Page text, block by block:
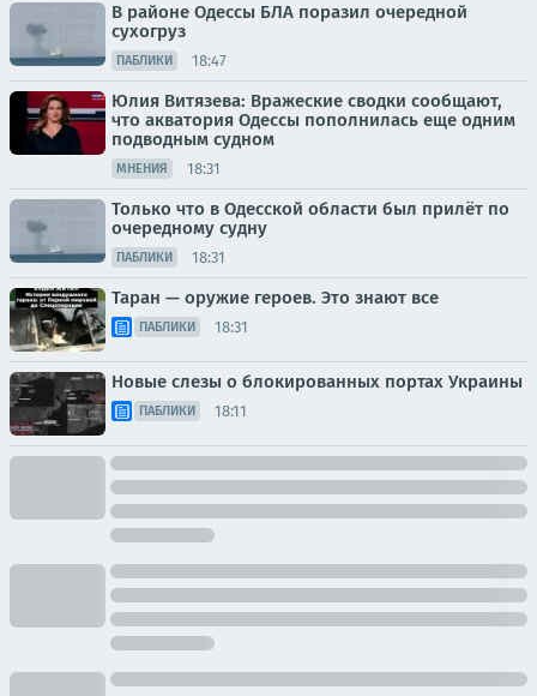
В районе Одессы БЛА поразил очередной
сухогруз
ПАБЛИКИ 18:47
Юлия Витязева: Вражеские сводки сообщают,
что акватория Одессы пополнилась еще одним
подводным судном
МНЕНИЯ 18:31
Только что в Одесской области был прилёт по
очередному судну
ПАБЛИКИ 18:31
Таран — оружие героев. Это знают все
ПАБЛИКИ 18:31
Новые слезы о блокированных портах Украины
ПАБЛИКИ 18:11